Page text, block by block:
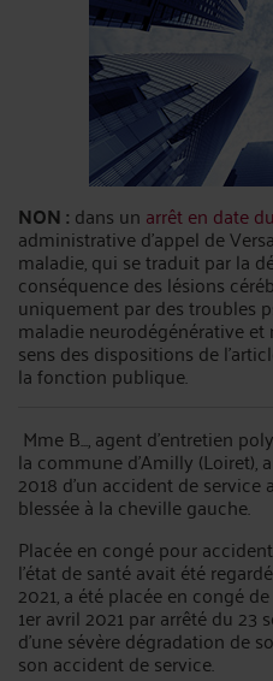
NON : dans un arrêt en date
administrative d’appel de
maladie, qui se traduit par la
conséquence des lésions
uniquement par des troubles
maladie neurodégénérative
sens des dispositions de
la fonction publique.
Mme B..., agent d'entretien
la commune d'Amilly (Loiret),
2018 d'un accident de service
blessée à la cheville gauche.
Placée en congé pour
l'état de santé avait été
2021, a été placée en congé
1er avril 2021 par arrêté du 23
d'une sévère dégradation de
son accident de service.